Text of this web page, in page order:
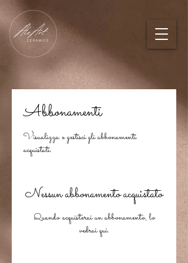
Abbonamenti
Visualizza e gestisci gli abbonamenti
acquistati.
Nessun abbonamento acquistato
Quando acquisterai un abbonamento, lo
vedrai qui.